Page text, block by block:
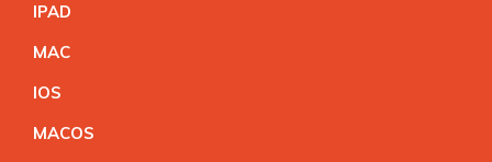
IPAD
MAC
IOS
MACOS